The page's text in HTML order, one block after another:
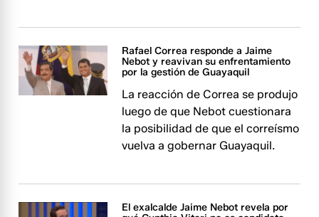
Rafael Correa responde a Jaime
Nebot y reavivan su enfrentamiento
por la gestión de Guayaquil
La reacción de Correa se produjo
luego de que Nebot cuestionara
la posibilidad de que el correísmo
vuelva a gobernar Guayaquil.
El exalcalde Jaime Nebot revela por